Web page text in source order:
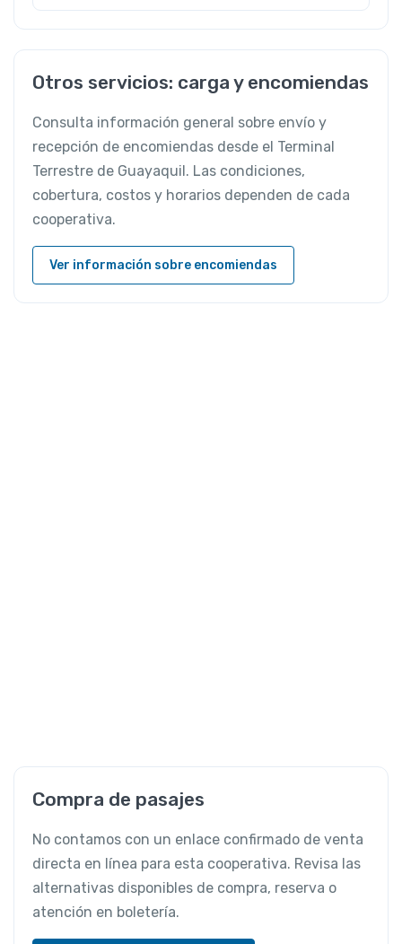
Otros servicios: carga y encomiendas
Consulta información general sobre envío y
recepción de encomiendas desde el Terminal
Terrestre de Guayaquil. Las condiciones,
cobertura, costos y horarios dependen de cada
cooperativa.
Ver información sobre encomiendas
Compra de pasajes
No contamos con un enlace confirmado de venta
directa en línea para esta cooperativa. Revisa las
alternativas disponibles de compra, reserva o
atención en boletería.